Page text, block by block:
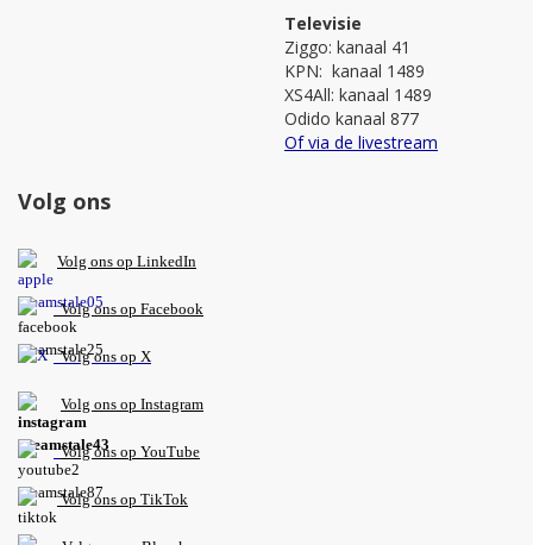
Televisie
Ziggo: kanaal 41
KPN: kanaal 1489
XS4All: kanaal 1489
Odido kanaal 877
Of via de livestream
Volg ons
Volg ons op LinkedIn
Volg ons op Facebook
Volg ons op X
Volg ons op Instagram
Volgons op YouTube
Volg ons op TikTok